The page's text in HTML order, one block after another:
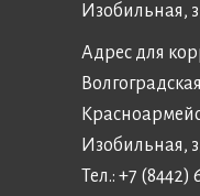
Изобильная,
Адрес для
Изобильная,
Тел.: +7 (8442)